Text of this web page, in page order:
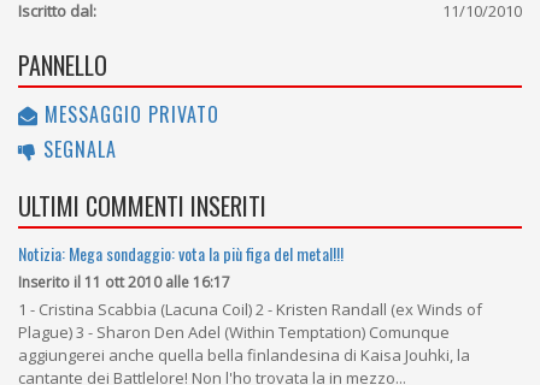
Iscritto dal:
11/10/2010
PANNELLO
MESSAGGIO PRIVATO
SEGNALA
ULTIMI COMMENTI INSERITI
Notizia: Mega sondaggio: vota la più figa del metal!!!
Inserito il 11 ott 2010 alle 16:17
1 - Cristina Scabbia (Lacuna Coil) 2 - Kristen Randall (ex Winds of
Plague) 3 - Sharon Den Adel (Within Temptation) Comunque
aggiungerei anche quella bella finlandesina di Kaisa Jouhki, la
cantante dei Battlelore! Non l'ho trovata la in mezzo...